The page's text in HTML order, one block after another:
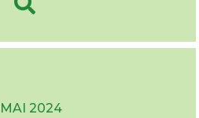
MAI 2024